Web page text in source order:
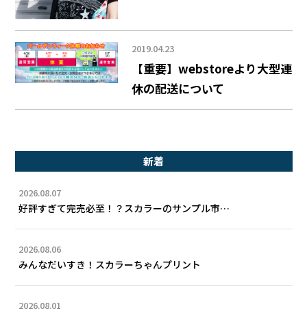
2019.04.23
【重要】webstoreより大型連
休の配送について
新着
2026.08.07
好評すぎて完売必至！？スカラーのサンプル市…
2026.08.06
みんなだいすき！スカラーちゃんプリント
2026.08.01